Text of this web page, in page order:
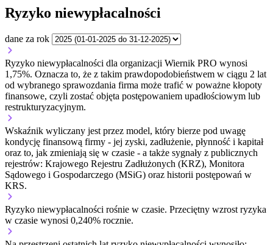
Ryzyko niewypłacalności
dane za rok
Ryzyko niewypłacalności dla organizacji Wiernik PRO wynosi
1,75%. Oznacza to, że z takim prawdopodobieństwem w ciągu 2 lat
od wybranego sprawozdania firma może trafić w poważne kłopoty
finansowe, czyli zostać objęta postępowaniem upadłościowym lub
restrukturyzacyjnym.
Wskaźnik wyliczany jest przez model, który bierze pod uwagę
kondycję finansową firmy - jej zyski, zadłużenie, płynność i kapitał
oraz to, jak zmieniają się w czasie - a także sygnały z publicznych
rejestrów: Krajowego Rejestru Zadłużonych (KRZ), Monitora
Sądowego i Gospodarczego (MSiG) oraz historii postępowań w
KRS.
Ryzyko niewypłacalności rośnie w czasie. Przeciętny wzrost ryzyka
w czasie wynosi 0,240% rocznie.